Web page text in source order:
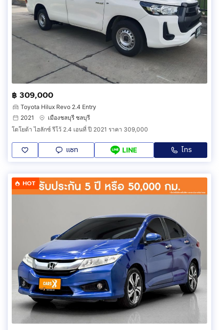
฿ 309,000
Toyota Hilux Revo 2.4 Entry
2021
เมืองชลบุรี ชลบุรี
โตโยต้า ไฮลักซ์ รีโว้ 2.4 เอนที่ ปี 2021 ราคา 309,000
แชท LINE โทร
HOT